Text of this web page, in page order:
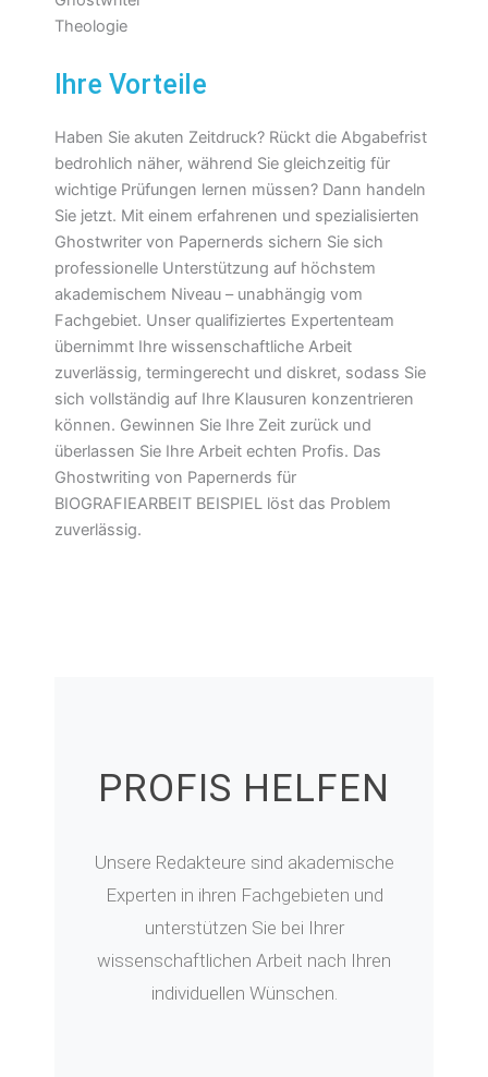
Ihre Vorteile
Haben Sie akuten Zeitdruck? Rückt die Abgabefrist
bedrohlich näher, während Sie gleichzeitig für
wichtige Prüfungen lernen müssen? Dann handeln
Sie jetzt. Mit einem erfahrenen und spezialisierten
Ghostwriter von Papernerds sichern Sie sich
professionelle Unterstützung auf höchstem
akademischem Niveau – unabhängig vom
Fachgebiet. Unser qualifiziertes Expertenteam
übernimmt Ihre wissenschaftliche Arbeit
zuverlässig, termingerecht und diskret, sodass Sie
sich vollständig auf Ihre Klausuren konzentrieren
können. Gewinnen Sie Ihre Zeit zurück und
überlassen Sie Ihre Arbeit echten Profis. Das
Ghostwriting von Papernerds für
BIOGRAFIEARBEIT BEISPIEL löst das Problem
zuverlässig.
PROFIS HELFEN
Unsere Redakteure sind akademische
Experten in ihren Fachgebieten und
unterstützen Sie bei Ihrer
wissenschaftlichen Arbeit nach Ihren
individuellen Wünschen.